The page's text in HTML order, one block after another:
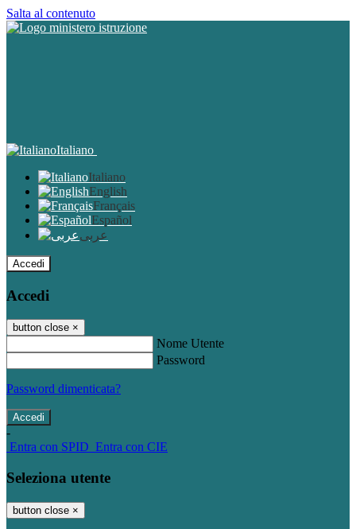
Salta al contenuto
Italiano
Italiano
English
Français
Español
عربى
Accedi
Accedi
button close ×
Nome Utente
Password
Password dimenticata?
-
Entra con SPID Entra con CIE
Seleziona utente
button close ×